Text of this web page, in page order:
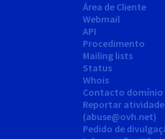
Área de Cliente
Webmail
API
Procedimento
Mailing lists
Status
Whois
Contacto domínio
Reportar
(abuse@ovh.net)
Pedido de